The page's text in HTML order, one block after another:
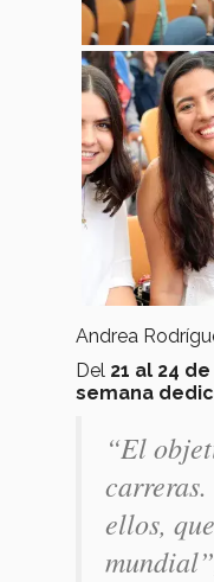
Andrea
Del 21 al 24
semana
“El
ellos,